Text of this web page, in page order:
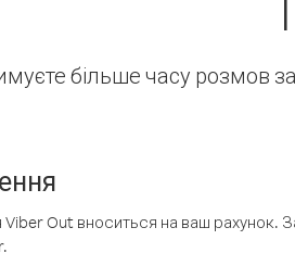
більше часу розмов
Out вноситься на ваш рахунок.